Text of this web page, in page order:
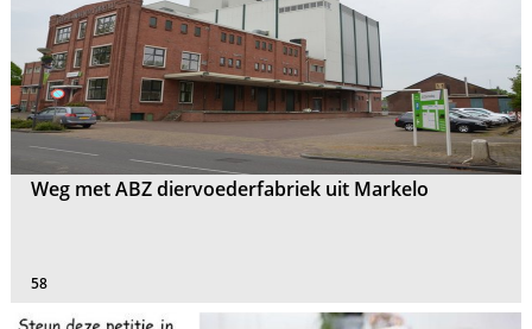
Weg met ABZ diervoederfabriek uit Markelo
58